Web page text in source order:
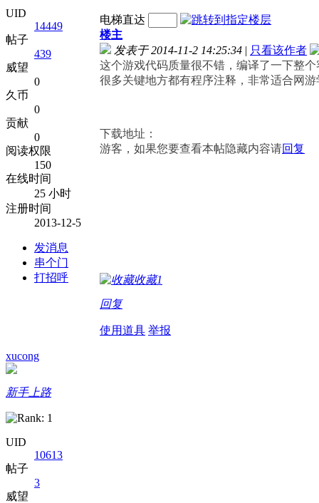
UID
14449
帖子
439
威望
0
久币
0
贡献
0
阅读权限
150
在线时间
25 小时
注册时间
2013-12-5
发消息
串个门
打招呼
电梯直达
楼主
发表于 2014-11-2 14:25:34 | 只看该作者
这个游戏代码质量很不错，编译了一下整个
很多关键地方都有程序注释，非常适合网
下载地址：
游客，如果您要查看本帖隐藏内容请回复
收藏1
回复
使用道具 举报
xucong
新手上路
UID
10613
帖子
3
威望